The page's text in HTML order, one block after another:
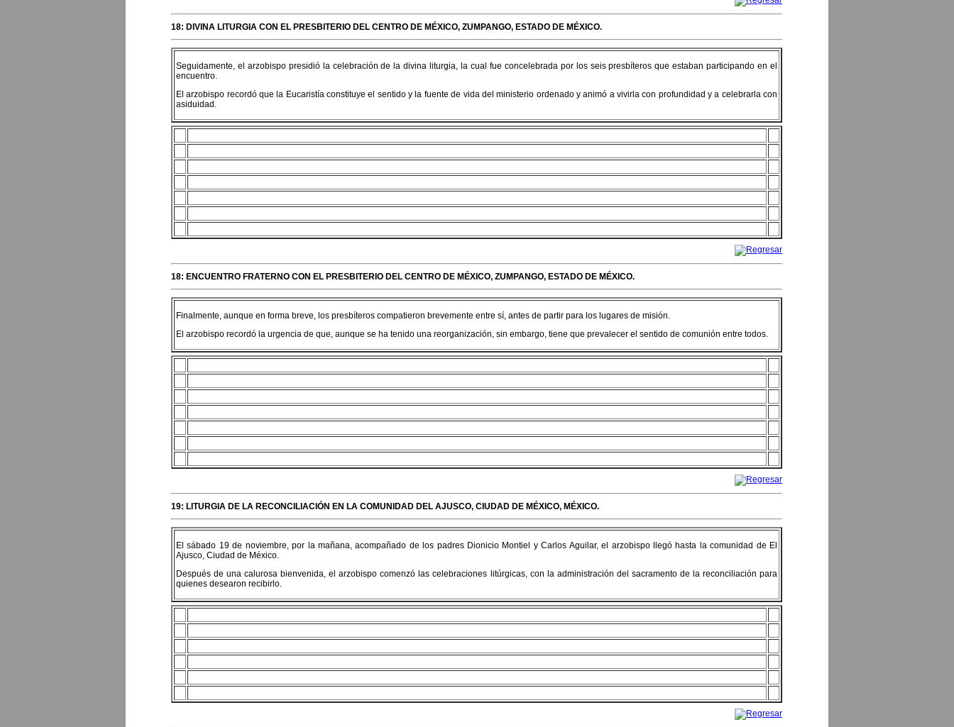
18: DIVINA LITURGIA CON EL PRESBITERIO DEL CENTRO DE MÉXICO, ZUMPANGO, ESTADO DE MÉXICO.
Seguidamente, el arzobispo presidió la celebración de la divina liturgia, la cual fue concelebrada por los seis presbíteros que estaban participando en el
encuentro.
El arzobispo recordó que la Eucaristía constituye el sentido y la fuente de vida del ministerio ordenado y animó a vivirla con profundidad y a celebrarla con
asiduidad.
18: ENCUENTRO FRATERNO CON EL PRESBITERIO DEL CENTRO DE MÉXICO, ZUMPANGO, ESTADO DE MÉXICO.
Finalmente, aunque en forma breve, los presbíteros compatieron brevemente entre sí, antes de partir para los lugares de misión.
El arzobispo recordó la urgencia de que, aunque se ha tenido una reorganización, sin embargo, tiene que prevalecer el sentido de comunión entre todos.
19: LITURGIA DE LA RECONCILIACIÓN EN LA COMUNIDAD DEL AJUSCO, CIUDAD DE MÉXICO, MÉXICO.
El sábado 19 de noviembre, por la mañana, acompañado de los padres Dionicio Montiel y Carlos Aguilar, el arzobispo llegó hasta la comunidad de El
Ajusco, Ciudad de México.
Después de una calurosa bienvenida, el arzobispo comenzó las celebraciones litúrgicas, con la administración del sacramento de la reconciliación para
quienes desearon recibirlo.